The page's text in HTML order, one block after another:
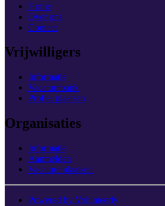
Home
Over ons
Contact
Vrijwilligers
Informatie
Vacaturebank
Profiel plaatsen
Organisaties
Informatie
Aanmelden
Vacature plaatsen
Powered by Volunteerly